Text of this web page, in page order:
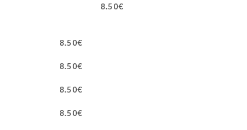
8.50€
8.50€
8.50€
8.50€
8.50€